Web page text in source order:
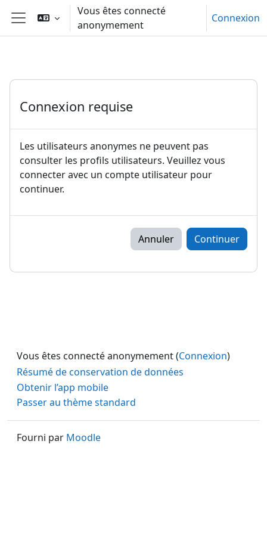
Passer au contenu principal
Panneau latéral
Vous êtes connecté
anonymement
Connexion
Connexion requise
Les utilisateurs anonymes ne peuvent pas
consulter les profils utilisateurs. Veuillez vous
connecter avec un compte utilisateur pour
continuer.
Annuler Continuer
Vous êtes connecté anonymement (Connexion)
Résumé de conservation de données
Obtenir l’app mobile
Passer au thème standard
Fourni par Moodle